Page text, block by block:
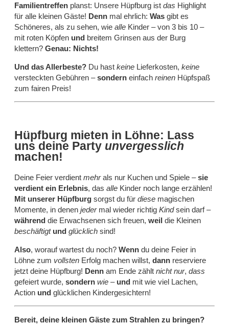
Familientreffen planst: Unsere Hüpfburg ist das Highlight
für alle kleinen Gäste! Denn mal ehrlich: Was gibt es
Schöneres, als zu sehen, wie alle Kinder – von 3 bis 10 –
mit roten Köpfen und breitem Grinsen aus der Burg
klettern? Genau: Nichts!
Und das Allerbeste? Du hast keine Lieferkosten, keine
versteckten Gebühren –sondern einfach reinen Hüpfspaß
zum fairen Preis!
Hüpfburg mieten in Löhne: Lass
uns deine Party unvergesslich
machen!
Deine Feier verdient mehrals nur Kuchen und Spiele –sie
verdient ein Erlebnis, das alle Kinder noch lange erzählen!
Mit unserer Hüpfburg sorgst du für diese magischen
Momente, in denen jedermal wieder richtig Kindsein darf –
während die Erwachsenen sich freuen, weil die Kleinen
beschäftigt und glücklich sind!
Also, worauf wartest du noch? Wenn du deine Feier in
Löhne zum vollsten Erfolg machen willst, dann reserviere
jetzt deine Hüpfburg! Denn am Ende zählt nicht nur, dass
gefeiert wurde, sondern wie – und mit wie viel Lachen,
Action und glücklichen Kindergesichtern!
Bereit, deine kleinen Gäste zum Strahlen zu bringen?